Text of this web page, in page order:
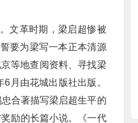
文革时期，梁启超惨被
要为梁写一本正本清源
等地查阅资料、寻找梁
月由花城出版社出版。
合著描写梁启超生平的
励的长篇小说。《一代